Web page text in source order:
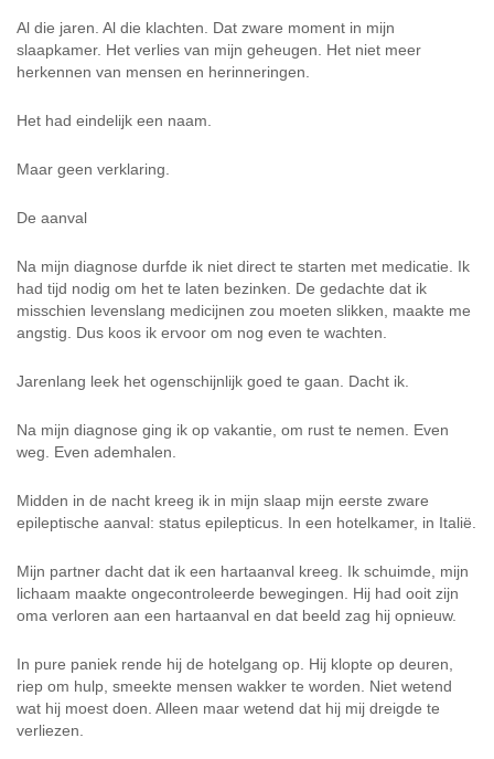
Al die jaren. Al die klachten. Dat zware moment in mijn
slaapkamer. Het verlies van mijn geheugen. Het niet meer
herkennen van mensen en herinneringen.
Het had eindelijk een naam.
Maar geen verklaring.
De aanval
Na mijn diagnose durfde ik niet direct te starten met medicatie. Ik
had tijd nodig om het te laten bezinken. De gedachte dat ik
misschien levenslang medicijnen zou moeten slikken, maakte me
angstig. Dus koos ik ervoor om nog even te wachten.
Jarenlang leek het ogenschijnlijk goed te gaan. Dacht ik.
Na mijn diagnose ging ik op vakantie, om rust te nemen. Even
weg. Even ademhalen.
Midden in de nacht kreeg ik in mijn slaap mijn eerste zware
epileptische aanval: status epilepticus. In een hotelkamer, in Italië.
Mijn partner dacht dat ik een hartaanval kreeg. Ik schuimde, mijn
lichaam maakte ongecontroleerde bewegingen. Hij had ooit zijn
oma verloren aan een hartaanval en dat beeld zag hij opnieuw.
In pure paniek rende hij de hotelgang op. Hij klopte op deuren,
riep om hulp, smeekte mensen wakker te worden. Niet wetend
wat hij moest doen. Alleen maar wetend dat hij mij dreigde te
verliezen.